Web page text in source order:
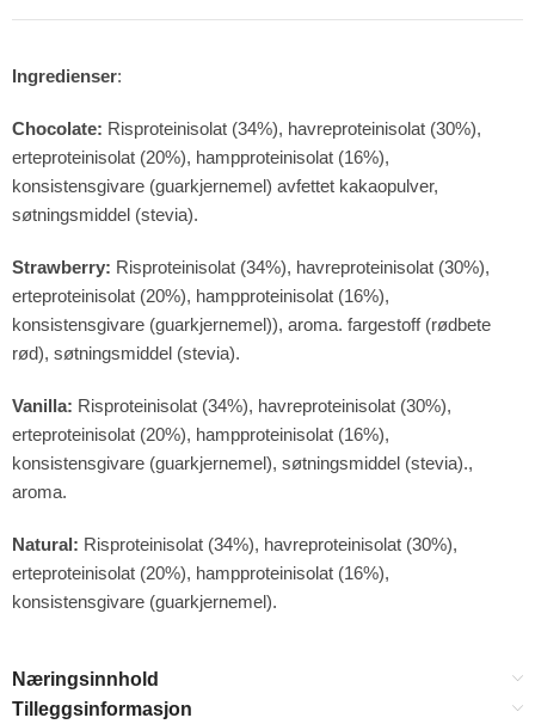
Ingredienser:
Chocolate: Risproteinisolat (34%), havreproteinisolat (30%),
erteproteinisolat (20%), hampproteinisolat (16%),
konsistensgivare (guarkjernemel) avfettet kakaopulver,
søtningsmiddel (stevia).
Strawberry: Risproteinisolat (34%), havreproteinisolat (30%),
erteproteinisolat (20%), hampproteinisolat (16%),
konsistensgivare (guarkjernemel)), aroma. fargestoff (rødbete
rød), søtningsmiddel (stevia).
Vanilla: Risproteinisolat (34%), havreproteinisolat (30%),
erteproteinisolat (20%), hampproteinisolat (16%),
konsistensgivare (guarkjernemel), søtningsmiddel (stevia).,
aroma.
Natural: Risproteinisolat (34%), havreproteinisolat (30%),
erteproteinisolat (20%), hampproteinisolat (16%),
konsistensgivare (guarkjernemel).
Næringsinnhold
Tilleggsinformasjon